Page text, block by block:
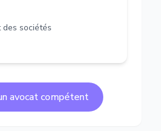
sociétés
avocat compétent